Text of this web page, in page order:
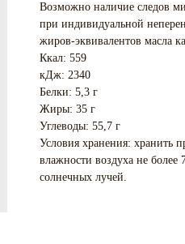
Возможно наличие следов
при индивидуальной
жиров-эквивалентов масла
Ккал: 559
кДж: 2340
Белки: 5,3 г
Жиры: 35 г
Углеводы: 55,7 г
Условия хранения: хранить
влажности воздуха не
солнечных лучей.